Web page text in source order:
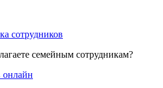
сотрудников
семейным сотрудникам?
онлайн